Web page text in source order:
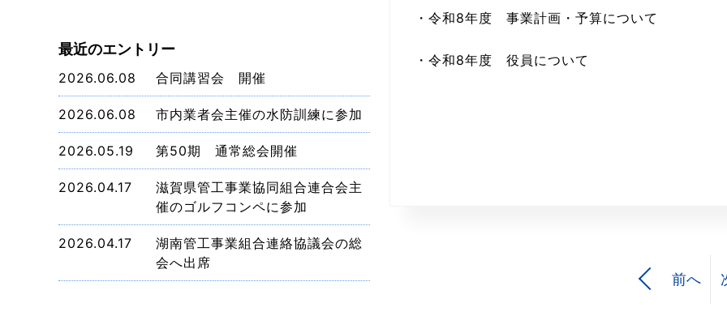
最近のエントリー
2026.06.08 合同講習会 開催
2026.06.08 市内業者会主催の水防訓練に参加
2026.05.19 第50期 通常総会開催
2026.04.17
滋賀県管工事業協同組合連合会主
催のゴルフコンペに参加
2026.04.17
湖南管工事業組合連絡協議会の総
会へ出席
・令和8年度 事業計画・予算について
・令和8年度 役員について
前へ